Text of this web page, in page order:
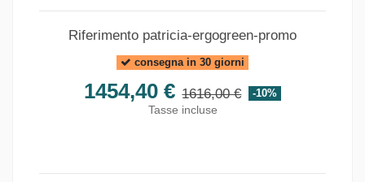
Riferimento patricia-ergogreen-promo
consegna in 30 giorni
1454,40 € 1616,00 €
-10%
Tasse incluse